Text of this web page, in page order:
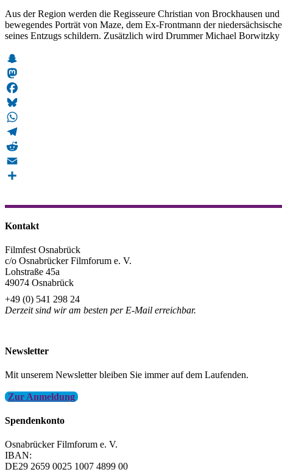
Aus der Region werden die Regisseure Christian von Brockhausen
bewegendes Porträt von Maze, dem Ex-Frontmann der
seines Entzugs schildern. Zusätzlich wird Drummer Michael
Snapchat
Mastodon
Facebook
Bluesky
WhatsApp
Telegram
Reddit
Email
Kontakt
Filmfest Osnabrück
c/o Osnabrücker Filmforum e. V.
Lohstraße 45a
49074 Osnabrück
+49 (0) 541 298 24
Derzeit sind wir am besten per E-Mail erreichbar.
Newsletter
Mit unserem Newsletter bleiben Sie immer auf dem Laufenden.
Zur Anmeldung
Spendenkonto
Osnabrücker Filmforum e. V.
IBAN:
DE29 2659 0025 1007 4899 00